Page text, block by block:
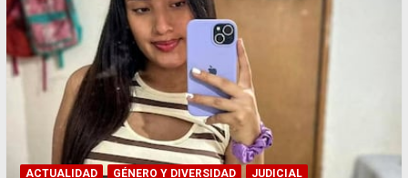
ACTUALIDAD GÉNERO Y DIVERSIDAD JUDICIAL